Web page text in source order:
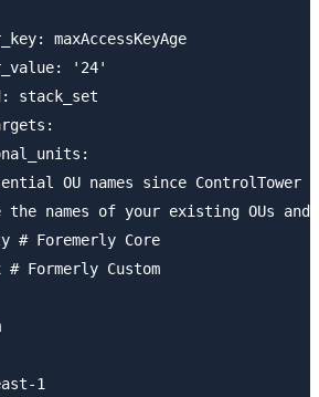
maxAccessKeyAge
'24'
stack_set
OU names since ControlTower
the names of your existing OUs
# Foremerly Core
# Formerly Custom